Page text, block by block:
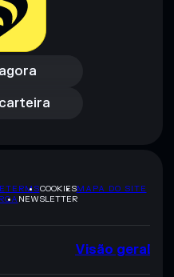
TERMSCOOKIESMAPA DO SITE
NEWSLETTER
Visão geral